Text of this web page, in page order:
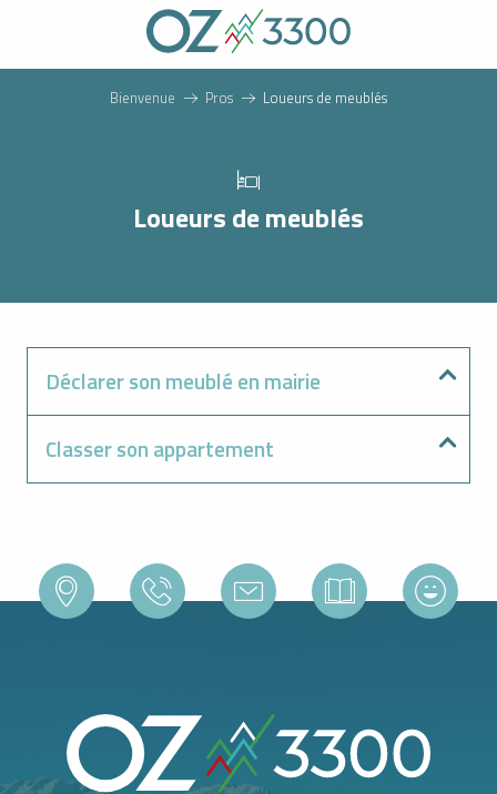
contenu
Bienvenue Pros Loueurs de meublés
Loueurs de meublés
Déclarer son meublé en mairie
Classer son appartement